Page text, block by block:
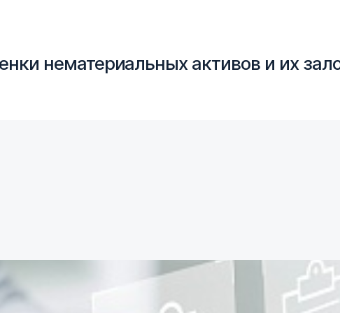
нематериальных активов и их